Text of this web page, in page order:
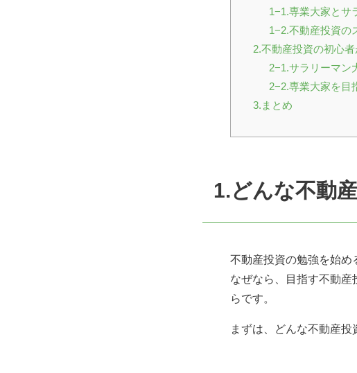
1−1.専業大家とサ
1−2.不動産投資の
2.不動産投資の初心
2−1.サラリーマン
2−2.専業大家を目
3.まとめ
1.どんな不動
不動産投資の勉強を始め
なぜなら、目指す不動
らです。
まずは、どんな不動産投